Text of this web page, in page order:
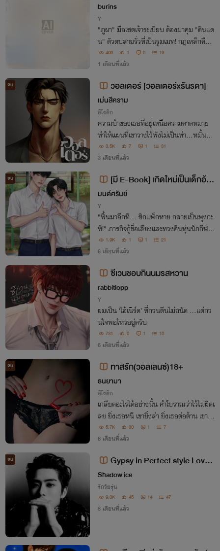
burins
Y
"ภูผา" มือเซตเจ้าระเบียบ ต้องมาคุม "ดินแด
น" ตัวตบสายรั่วที่เป็นรูมเมท! กฎเหล็กคือห้
ามกวนตีน แต่ไหงยิ่งห้ามยิ่งหวั่นไหว จากคู่กั
ดในสนาม จะกลายเป็นคู่รักได้ไง... ถามจริ
400 1 0 19
1 เดือนที่แล้ว
จบ วอลเตอร์ [วอลเตอร์xรันรดา]
เม่นสีคราม
อีโรติก
ความบ้าของเธอที่อยู่เหนือความคาดหมาย
ทำให้แผนที่เขาวางไว้พังไม่เป็นท่า...หมั้นหม
ายทั้งที่ไม่เจอหน้ากัน
3.5K 7 1 31
3 เดือนที่แล้ว
จบ
[มี E-Book] เกิดใหม่เป็นเด็กอ้ว
นที่โดนรังเกียจ #พะพายเป็นความห
มายของสายลม [ฉบับรีไรท์]
มนต์ศรันย์
Y
"ฟื้นมาอีกที... ซิกแพ็กหาย กลายเป็นพุงกะ
ทิ!" ภารกิจกู้ชื่อเสียงและทวงคืนหุ่นนักกีฬาเ
ริ่มแล้ว... แต่ทำไมกัปตันคนนั้นต้องคอยมา
นัวเนียแถวแก้มเขานักวะ!
1.9K 1 1 21
6 เดือนที่แล้ว
ซีเวนชอบกินนมรสหวาน
rabbitlopp
Y
ผมเป็น ‘ไอ้เนิร์ด’ ที่กวนตีนไม่ถนัด …แต่กว
นใจพอไหวอยู่ครับ
731 0 1 10
6 เดือนที่แล้ว
จบ ทาสรัก(วอลเลนซ์)18+
ธนยามา
อีโรติก
เกลียดอะไรได้อย่างนั้น คำโบราณว่าไว้ไม่ผิดเ
ลย ยิ่งเธอหนี เขายิ่งล่า ยิ่งเธอต่อต้าน เขาก็
ยิ่งอยากลอง
5.7K 30 1 7
6 เดือนที่แล้ว
จบ
Gypsy in Perfect style Lover
Guy 20+ VOLUME x ME'R
Shadow ice
รักวัยรุ่น
9.3K 45 14 47
8 เดือนที่แล้ว